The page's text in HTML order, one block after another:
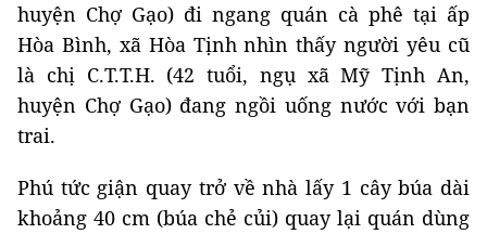
huyện Chợ Gạo) đi ngang quán cà phê tại ấp
Hòa Bình, xã Hòa Tịnh nhìn thấy người yêu cũ
là chị C.T.T.H. (42 tuổi, ngụ xã Mỹ Tịnh An,
huyện Chợ Gạo) đang ngồi uống nước với bạn
trai.
Phú tức giận quay trở về nhà lấy 1 cây búa dài
khoảng 40 cm (búa chẻ củi) quay lại quán dùng